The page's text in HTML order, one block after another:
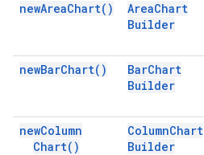
newAreaChart( ) AreaChart
Builder
newBarChart( ) BarChart
Builder
newColumn
Chart( )
ColumnChart
Builder